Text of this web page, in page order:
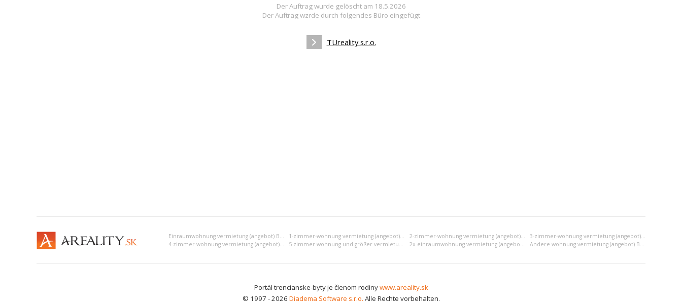
Der Auftrag wurde gelöscht am 18.5.2026
Der Auftrag wzrde durch folgendes Büro eingefügt
TUreality s.r.o.
Einraumwohnung vermietung (angebot) Bánovce nad Bebravou 1-zimmer-wohnung vermietung (angebot) Bánovce nad Bebravou 2-zimmer-wohnung vermietung (angebot) Bánovce nad Bebravou
3-zimmer-wohnung vermietung (angebot) Bánovce nad Bebravou
4-zimmer-wohnung vermietung (angebot) Bánovce nad Bebravou
5-zimmer-wohnung und größer vermietung (angebot) Bánovce nad Bebravou 2x einraumwohnung vermietung (angebot) Bánovce nad Bebravou Andere wohnung vermietung (angebot) Bánovce nad Bebravou
Portál trencianske-byty je členom rodinywww.areality.sk
© 1997 - 2026 Diadema Software s.r.o. Alle Rechte vorbehalten.